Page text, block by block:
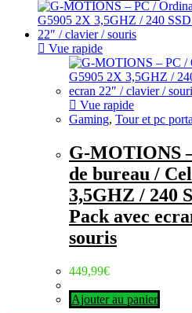
Vue rapide
Vue rapide
Gaming, Tour et pc
G-MOTIONS
de bureau /
3,5GHZ / 240
Pack avec
souris
449,99€
Ajouter au panier